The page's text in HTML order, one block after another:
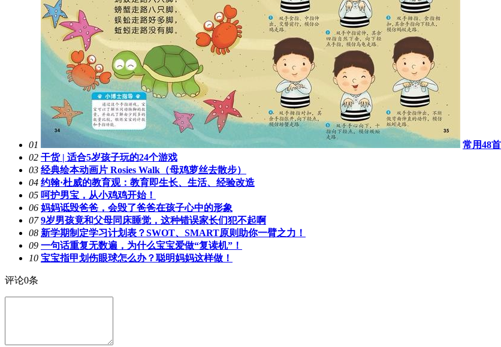
01
常用48
02 干货 | 适合5岁孩子玩的24个游戏
03 经典绘本动画片 Rosies Walk（母鸡萝丝去散步）
04 约翰·杜威的教育观：教育即生长、生活、经验改造
05 呵护男宝，从小鸡鸡开始！
06 妈妈诋毁爸爸，会毁了爸爸在孩子心中的形象
07 9岁男孩竟和父母同床睡觉，这种错误家长们犯不起啊
08 新学期制定学习计划表？SWOT、SMART原则助你一臂之力！
09 一句话重复无数遍，为什么宝宝爱做“复读机”！
10 宝宝指甲划伤眼球怎么办？聪明妈妈这样做！
评论0条